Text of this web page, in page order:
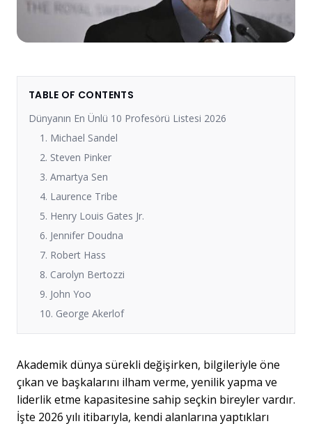
TABLE OF CONTENTS
Dünyanın En Ünlü 10 Profesörü Listesi 2026
1. Michael Sandel
2. Steven Pinker
3. Amartya Sen
4. Laurence Tribe
5. Henry Louis Gates Jr.
6. Jennifer Doudna
7. Robert Hass
8. Carolyn Bertozzi
9. John Yoo
10. George Akerlof
Akademik dünya sürekli değişirken, bilgileriyle öne
çıkan ve başkalarını ilham verme, yenilik yapma ve
liderlik etme kapasitesine sahip seçkin bireyler vardır.
İşte 2026 yılı itibarıyla, kendi alanlarına yaptıkları